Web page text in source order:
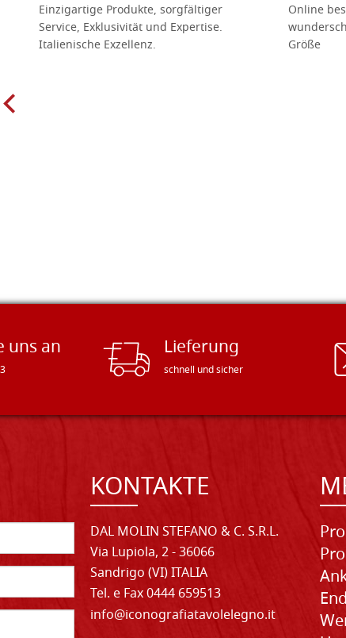
Einzigartige Produkte, sorgfältiger
Service, Exklusivität und Expertise.
Italienische Exzellenz.
Online
Größe
uns an Lieferung
schnell und sicher
KONTAKTE
DAL MOLIN STEFANO & C. S.R.L.
Via Lupiola, 2 - 36066
Sandrigo (VI) ITALIA
Tel. e Fax 0444 659513
info@iconografiatavolelegno.it